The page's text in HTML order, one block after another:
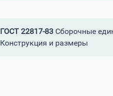
ГОСТ 22817-83 Сборочные
Конструкция и размеры